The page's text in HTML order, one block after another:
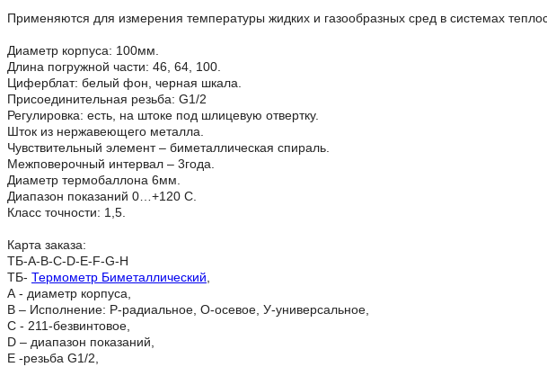
Применяются для измерения температуры жидких и газообразных сред в системах
Диаметр корпуса: 100мм.
Длина погружной части: 46, 64, 100.
Циферблат: белый фон, черная шкала.
Присоединительная резьба: G1/2
Регулировка: есть, на штоке под шлицевую отвертку.
Шток из нержавеющего металла.
Чувствительный элемент – биметаллическая спираль.
Межповерочный интервал – 3года.
Диаметр термобаллона 6мм.
Диапазон показаний 0…+120 С.
Класс точности: 1,5.
Карта заказа:
ТБ-A-B-C-D-E-F-G-H
ТБ- Термометр Биметаллический
А - диаметр корпуса,
В – Исполнение: Р-радиальное, О-осевое, У-универсальное,
C - 211-безвинтовое,
D – диапазон показаний,
E -резьба G1/2,